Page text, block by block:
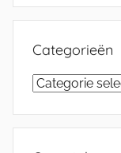
Categorieën
Categorieën